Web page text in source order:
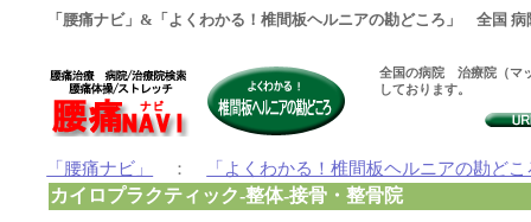
「腰痛ナビ」&「よくわかる！椎間板ヘルニアの勘どころ」 全国 病
全国の病院 治療院（マ
しております。
「腰痛ナビ」 ： 「よくわかる！椎間板ヘルニアの勘どこ
カイロプラクティック-整体-接骨・整骨院